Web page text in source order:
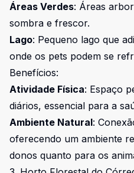
Áreas Verdes: Áreas
sombra e frescor.
Lago: Pequeno lago que
onde os pets podem se
Benefícios:
Atividade Física: Espaço
diários, essencial para a
Ambiente Natural:
oferecendo um ambiente
donos quanto para os